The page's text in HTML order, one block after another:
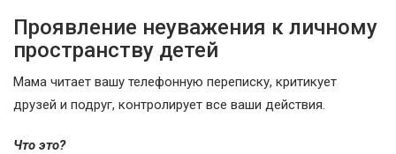
Проявление неуважения к личному
пространству детей
Мама читает вашу телефонную переписку, критикует
друзей и подруг, контролирует все ваши действия.
Что это?